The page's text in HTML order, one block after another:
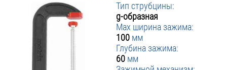
Тип струбцины:
g-образная
Max ширина зажима:
100 мм
Глубина зажима:
60 мм